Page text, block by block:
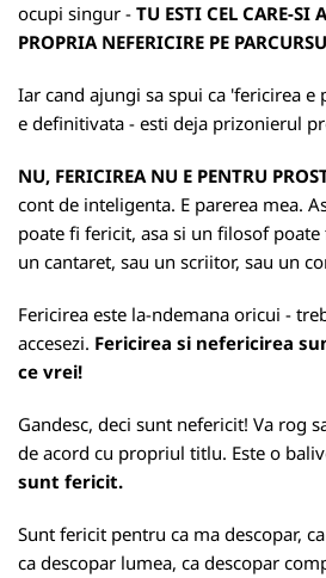
ocupi singur - TU ESTI CEL CARE-SI
PROPRIA NEFERICIRE PE
Iar cand ajungi sa spui ca 'fericirea
e definitivata - esti deja prizonierul
NU, FERICIREA NU E PENTRU
cont de inteligenta. E parerea mea.
poate fi fericit, asa si un filosof poate
un cantaret, sau un scriitor, sau un
Fericirea este la-ndemana oricui -
accesezi. Fericirea si nefericirea
ce vrei!
Gandesc, deci sunt nefericit! Va rog
de acord cu propriul titlu. Este o
sunt fericit.
Sunt fericit pentru ca ma descopar,
ca descopar lumea, ca descopar